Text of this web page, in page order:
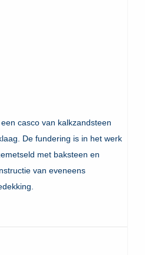
casco van kalkzandsteen
De fundering is in het werk
met baksteen en
van eveneens